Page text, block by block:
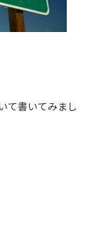
て書いてみまし